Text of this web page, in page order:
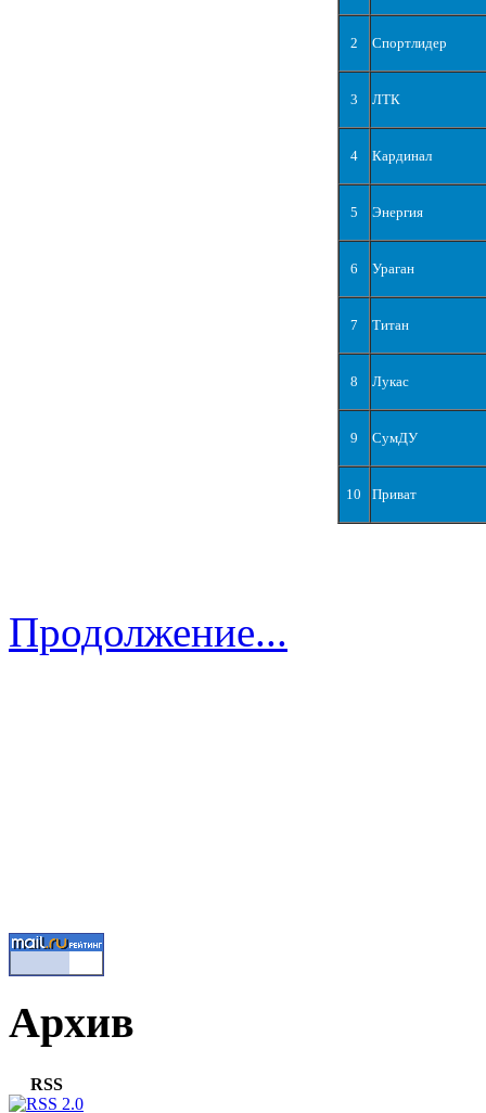
2 Спортлидер
3 ЛТК
4 Кардинал
5 Энергия
6 Ураган
7 Титан
8 Лукас
9 СумДУ
10 Приват
Продолжение...
Архив
RSS